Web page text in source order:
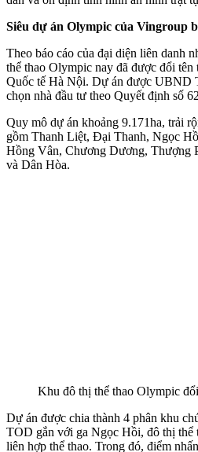
Siêu dự án Olympic của Vingroup
Theo báo cáo của đại diện liên danh
thể thao Olympic nay đã được đổi
Quốc tế Hà Nội. Dự án được UBND
chọn nhà đầu tư theo Quyết định số
Quy mô dự án khoảng 9.171ha, trải
gồm Thanh Liệt, Đại Thanh, Ngọc
Hồng Vân, Chương Dương, Thượng
và Dân Hòa.
Khu đô thị thể thao Olympic
Dự án được chia thành 4 phân khu
TOD gắn với ga Ngọc Hồi, đô thị thể
liên hợp thể thao. Trong đó, điểm